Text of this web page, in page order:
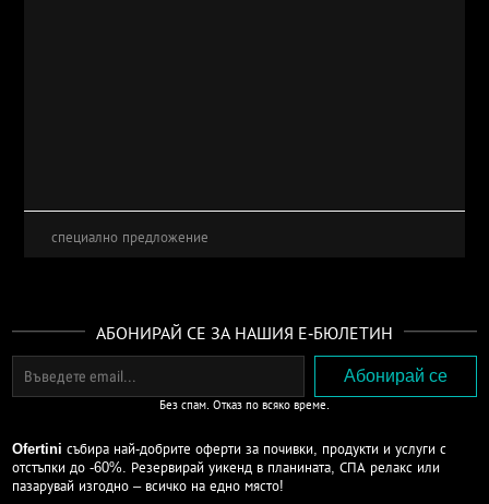
специално предложение
АБОНИРАЙ СЕ ЗА НАШИЯ Е-БЮЛЕТИН
Без спам. Отказ по всяко време.
Ofertini събира най-добрите оферти за почивки, продукти и услуги с
отстъпки до -60%. Резервирай уикенд в планината, СПА релакс или
пазарувай изгодно – всичко на едно място!